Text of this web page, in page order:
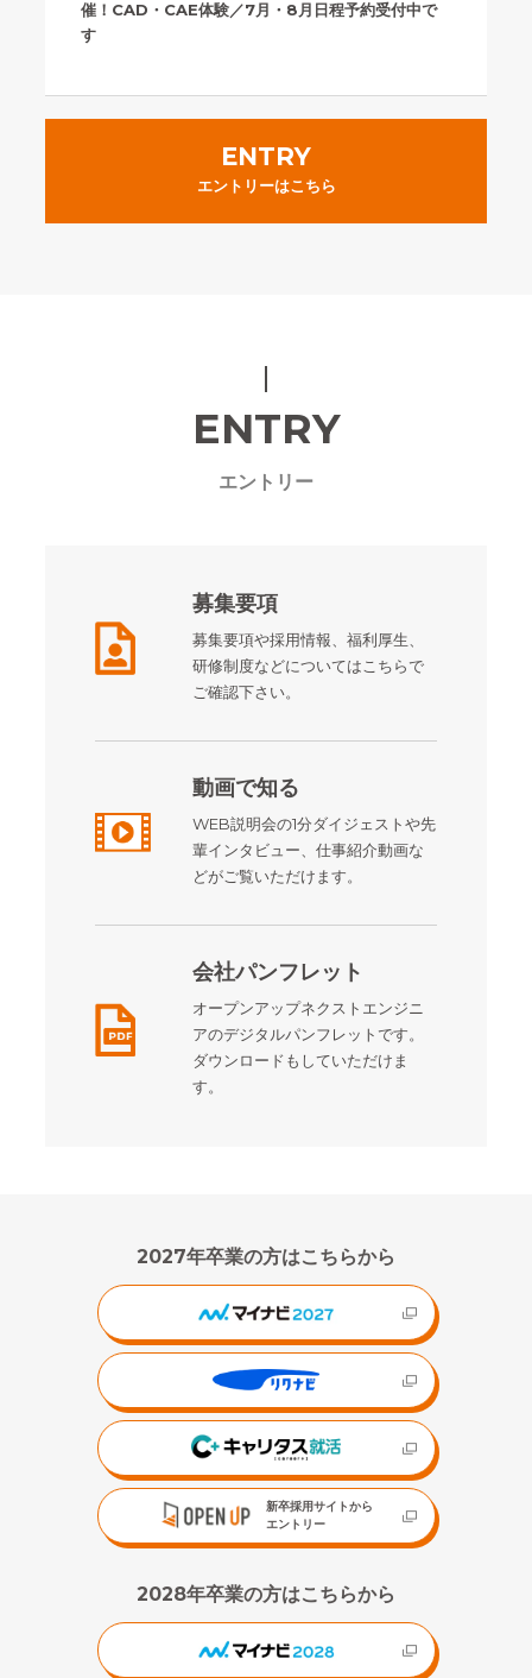
催！CAD・CAE体験／7月・8月日程予約受付中で
す
ENTRY
エントリーはこちら
ENTRY
エントリー
募集要項
募集要項や採用情報、福利厚生、
研修制度などについてはこちらで
ご確認下さい。
動画で知る
WEB説明会の1分ダイジェストや先
輩インタビュー、仕事紹介動画な
どがご覧いただけます。
会社パンフレット
オープンアップネクストエンジニ
アのデジタルパンフレットです。
ダウンロードもしていただけま
す。
2027年卒業の方はこちらから
新卒採用サイトから
エントリー
2028年卒業の方はこちらから